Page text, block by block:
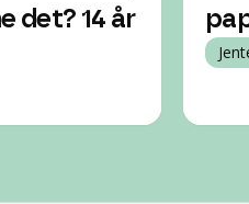
det? 14 år